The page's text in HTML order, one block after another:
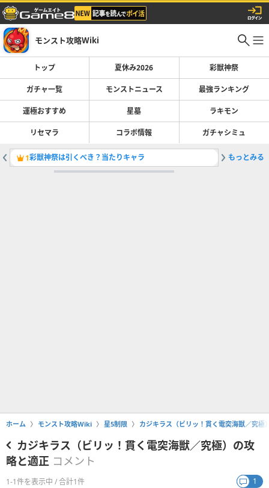
モンスト攻略Wiki
トップ 夏休み2026 彩獣神祭
ガチャ一覧 モンストニュース 最強ランキング
運極おすすめ 星墓 ラキモン
リセマラ コラボ情報 ガチャシミュ
1彩獣神祭は引くべき？当たりキャラ 2最強キ
もっとみる
ホーム モンスト攻略Wiki 星5制限 カジキラス（ビリッ！貫く電突海獣／究極
カジキラス（ビリッ！貫く電突海獣／究極）の攻
略と適正 コメント
1-1件を表示中 / 合計1件 1